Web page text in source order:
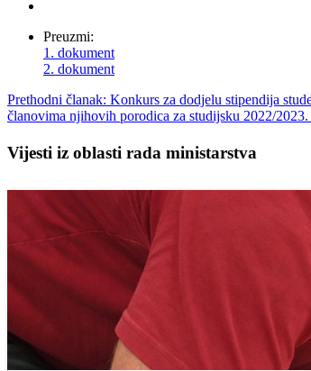
Preuzmi:
1. dokument
2. dokument
Prethodni članak: Konkurs za dodjelu stipendija
članovima njihovih porodica za studijsku 2022/
Vijesti iz oblasti rada ministarstva